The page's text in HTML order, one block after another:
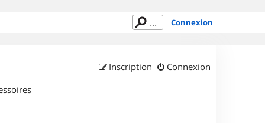
Connexion
Connexion
Inscription